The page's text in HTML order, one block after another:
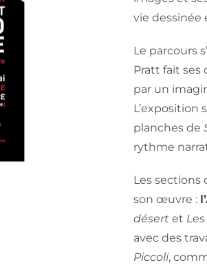
vie dessinée
Le parcours
Pratt fait ses
par un
L’exposition
planches de
rythme
Les
son œuvre :
désert et
avec des
Piccoli,